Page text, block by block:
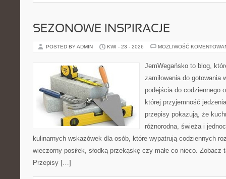
SEZONOWE INSPIRACJE
POSTED BY ADMIN KWI - 23 - 2026 MOŻLIWOŚĆ
JemWegańsko to blog,
zamiłowania do gotowania
podejścia do codziennego
której przyjemność
przepisy pokazują, że
różnorodna, świeża i
kulinarnych wskazówek dla osób, które wypatrują codziennych
wieczorny posiłek, słodką przekąskę czy małe co nieco.
Przepisy […]